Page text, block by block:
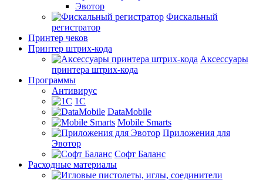
Эвотор
Фискальный
регистратор
Принтер чеков
Принтер штрих-кода
Аксессуары
принтера штрих-кода
Программы
Антивирус
1С
DataMobile
Mobile Smarts
Приложения для
Эвотор
Софт Баланс
Расходные материалы